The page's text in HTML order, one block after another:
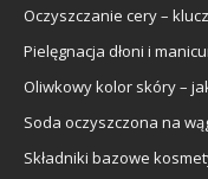
Oczyszczanie cery –
Pielęgnacja dłoni i
Oliwkowy kolor skóry –
Soda oczyszczona na
Składniki bazowe